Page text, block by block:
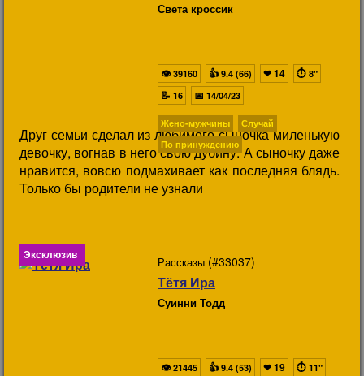
Света кроссик
Друг семьи сделал из любимого сыночка миленькую
девочку, вогнав в него свою дубину. А сыночку даже
нравится, вовсю подмахивает как последняя блядь.
Только бы родители не узнали
👁39160 👍 9.4 (66) ❤14 ⏱ 8"
📝 16 📅 14/04/23
Жено-мужчины
Случай
По принуждению
Эксклюзив
Рассказы (#33037)
Тётя Ира
Суинни Тодд
👁21445 👍 9.4 (53) ❤19 ⏱ 11"